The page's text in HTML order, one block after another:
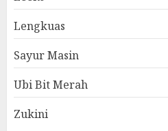
Lengkuas
Sayur Masin
Ubi Bit Merah
Zukini